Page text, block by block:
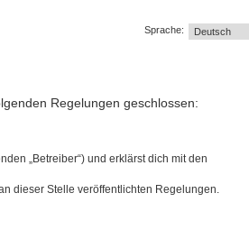
Sprache:
Regelungen geschlossen:
„Betreiber“) und erklärst dich mit den
dieser Stelle veröffentlichten Regelungen.